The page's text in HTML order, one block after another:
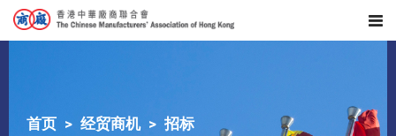
首页 经贸商机 招标